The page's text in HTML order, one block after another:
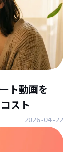
ト動画を
スト
2026-04-22